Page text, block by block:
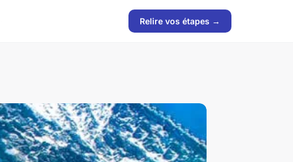
Relire vos étapes →